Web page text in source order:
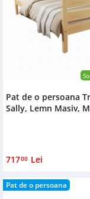
Pat de o persoana
Sally, Lemn Masiv,
71700 Lei
Pat de o persoana